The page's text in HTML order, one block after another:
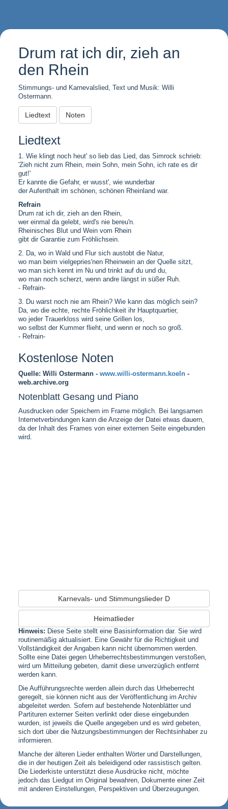
Drum rat ich dir, zieh an
den Rhein
Stimmungs- und Karnevalslied, Text und Musik: Willi
Ostermann.
Liedtext Noten
Liedtext
1. Wie klingt noch heut' so lieb das Lied, das Simrock schrieb:
'Zieh nicht zum Rhein, mein Sohn, mein Sohn, ich rate es dir
gut!'
Er kannte die Gefahr, er wusst', wie wunderbar
der Aufenthalt im schönen, schönen Rheinland war.
Refrain
Drum rat ich dir, zieh an den Rhein,
wer einmal da gelebt, wird's nie bereu'n.
Rheinisches Blut und Wein vom Rhein
gibt dir Garantie zum Fröhlichsein.
2. Da, wo in Wald und Flur sich austobt die Natur,
wo man beim vielgepries'nen Rheinwein an der Quelle sitzt,
wo man sich kennt im Nu und trinkt auf du und du,
wo man noch scherzt, wenn andre längst in süßer Ruh.
- Refrain-
3. Du warst noch nie am Rhein? Wie kann das möglich sein?
Da, wo die echte, rechte Fröhlichkeit ihr Hauptquartier,
wo jeder Trauerkloss wird seine Grillen los,
wo selbst der Kummer flieht, und wenn er noch so groß.
- Refrain-
Kostenlose Noten
Quelle: Willi Ostermann - www.willi-ostermann.koeln-
web.archive.org
Notenblatt Gesang und Piano
Ausdrucken oder Speichern im Frame möglich. Bei langsamen
Internetverbindungen kann die Anzeige der Datei etwas dauern,
da der Inhalt des Frames von einer externen Seite eingebunden
wird.
Karnevals- und Stimmungslieder D
Heimatlieder
Hinweis: Diese Seite stellt eine Basisinformation dar. Sie wird
routinemäßig aktualisiert. Eine Gewähr für die Richtigkeit und
Vollständigkeit der Angaben kann nicht übernommen werden.
Sollte eine Datei gegen Urheberrechtsbestimmungen verstoßen,
wird um Mitteilung gebeten, damit diese unverzüglich entfernt
werden kann.
Die Aufführungsrechte werden allein durch das Urheberrecht
geregelt, sie können nicht aus der Veröffentlichung im Archiv
abgeleitet werden. Sofern auf bestehende Notenblätter und
Partituren externer Seiten verlinkt oder diese eingebunden
wurden, ist jeweils die Quelle angegeben und es wird gebeten,
sich dort über die Nutzungsbestimmungen der Rechtsinhaber zu
informieren.
Manche der älteren Lieder enthalten Wörter und Darstellungen,
die in der heutigen Zeit als beleidigend oder rassistisch gelten.
Die Liederkiste unterstützt diese Ausdrücke nicht, möchte
jedoch das Liedgut im Original bewahren, Dokumente einer Zeit
mit anderen Einstellungen, Perspektiven und Überzeugungen.